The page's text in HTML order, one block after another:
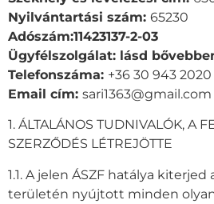
Nyilvántartási szám: 65230
Adószám:11423137-2-03
Ügyfélszolgálat: lásd
Telefonszáma: +36 30 943 2020
Email cím: sari1363@gmail.com
1. ÁLTALÁNOS TUDNIVALÓK, A
SZERZŐDÉS LÉTREJÖTTE
1.1. A jelen ÁSZF hatálya kiterjed
területén nyújtott minden